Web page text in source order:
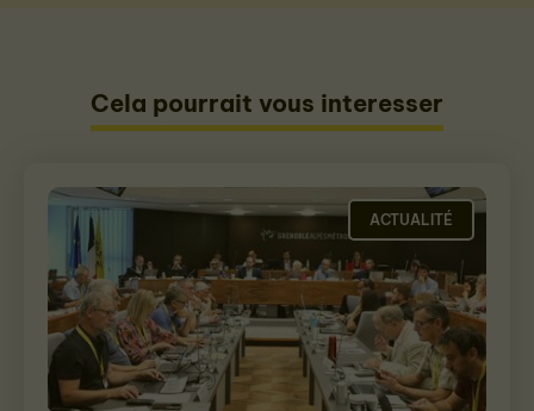
Cela pourrait vous interesser
ACTUALITÉ